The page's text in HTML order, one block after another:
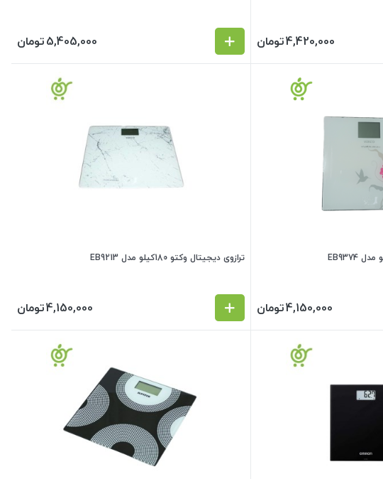
4,420,000تومان 5,405,000تومان
4,150,000تومان
ترازوی دیجیتال وکتو 180کیلو مدل EB9213
4,150,000تومان